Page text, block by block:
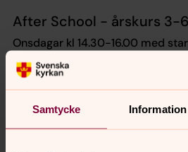
Samtycke Information
After School - årskurs 3-6
Onsdagar kl 14.30-16.00 med
Kom och var med i efter skolan
saker; lek, skapande, samtal,
upptäcktsfärd i Kattarps kyrka